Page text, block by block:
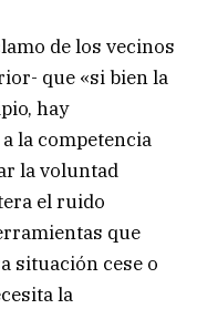
de los vecinos
que «si bien la
hay
la competencia
la voluntad
el ruido
que
situación cese o
la